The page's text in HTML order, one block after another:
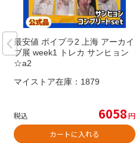
最安値 ボイプラ2 上海 アーカイ
ブ展 week1 トレカ サンヒョン
☆a2
マイストア在庫： 1879
税込 6058円
カートに入れる